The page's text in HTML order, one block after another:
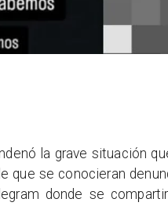
la grave situación
que se conocieran
donde se